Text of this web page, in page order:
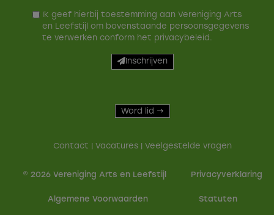
Ik geef hierbij toestemming aan Vereniging Arts
en Leefstijl om bovenstaande persoonsgegevens
te verwerken conform het privacybeleid .
Inschrijven
Word lid →
Contact Vacatures Veelgestelde vragen
© 2026 Vereniging Arts en Leefstijl Privacy­verkla­ring
Alge­mene Voor­waarden Sta­tu­ten